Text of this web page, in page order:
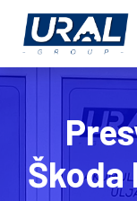
Škoda